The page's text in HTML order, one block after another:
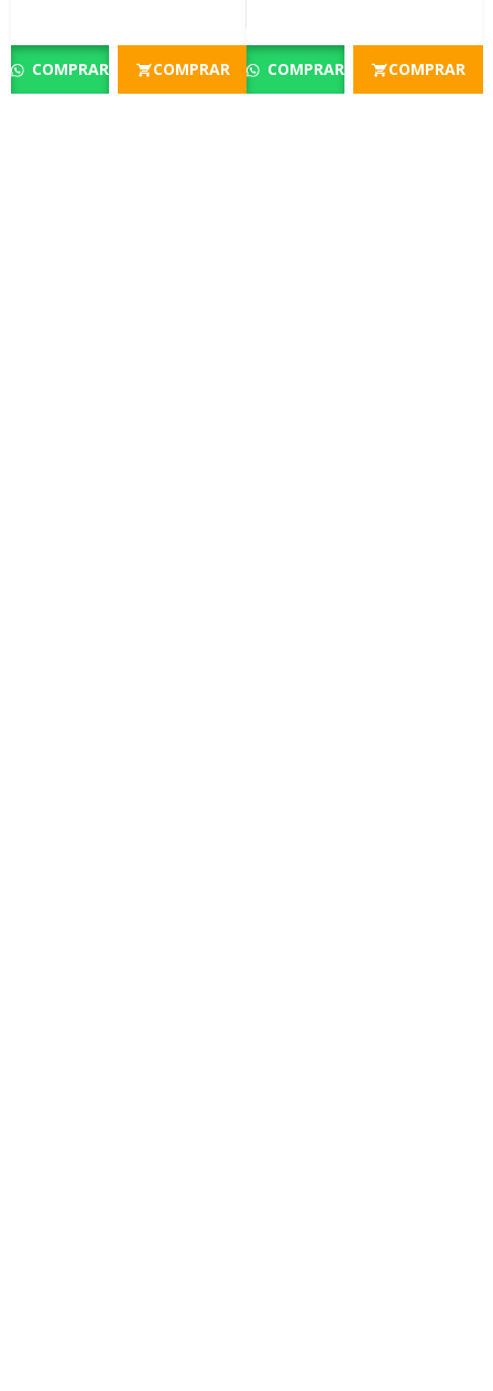
COMPRAR COMPRAR COMPRAR COMPRAR